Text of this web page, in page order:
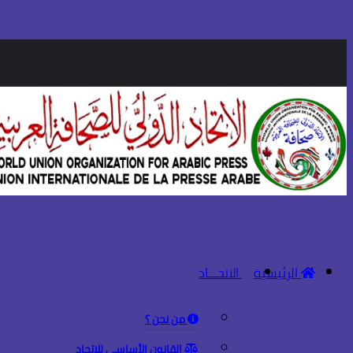
الرئيسية الاتحـــاد
من نحن ؟